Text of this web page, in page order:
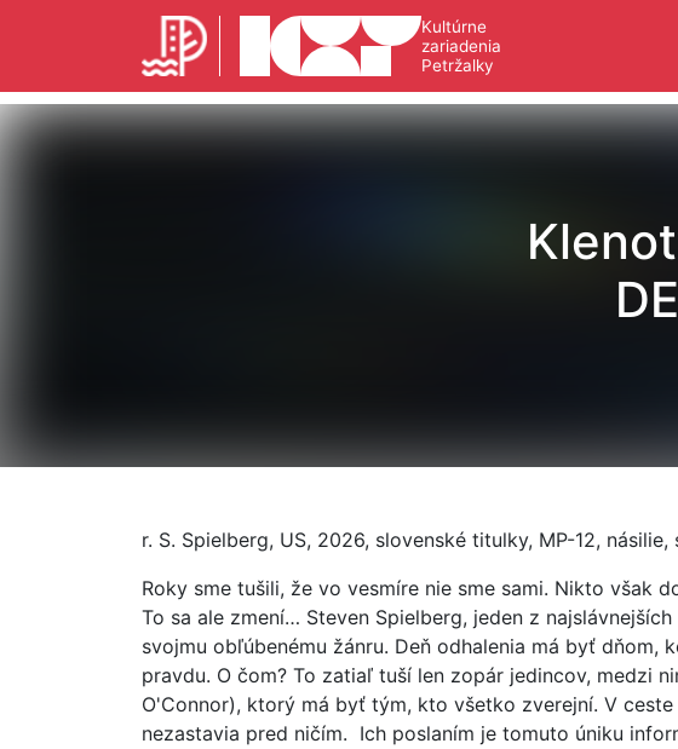
Kultúrne
zariadenia
Petržalky
r. S. Spielberg, US, 2026, slovenské titulky, MP-12, násilie,
Roky sme tušili, že vo vesmíre nie sme sami. Nikto však
To sa ale zmení… Steven Spielberg, jeden z
svojmu obľúbenému žánru. Deň odhalenia má byť dňom,
pravdu. O čom? To zatiaľ tuší len zopár jedincov, medzi
O'Connor), ktorý má byť tým, kto všetko zverejní. V
nezastavia pred ničím. Ich poslaním je tomuto úniku